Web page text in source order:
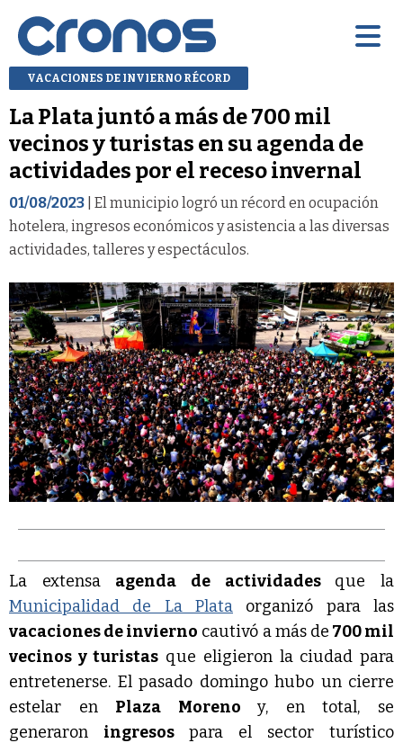
VACACIONES DE INVIERNO RÉCORD
La Plata juntó a más de 700 mil
vecinos y turistas en su agenda de
actividades por el receso invernal
01/08/2023 | El municipio logró un récord en ocupación
hotelera, ingresos económicos y asistencia a las diversas
actividades, talleres y espectáculos.
La extensa agenda de actividades que la
Municipalidad de La Plata organizó para las
vacaciones de invierno cautivó a más de 700 mil
vecinos y turistas que eligieron la ciudad para
entretenerse. El pasado domingo hubo un cierre
estelar en Plaza Morenoy, en total, se
generaron ingresos para el sector turístico